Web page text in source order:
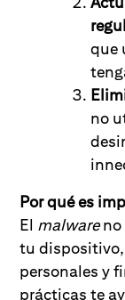
que
no
Por qué es
El malwareno
tu
personales y
prácticas te